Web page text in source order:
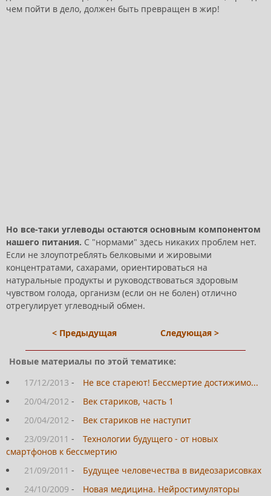
чем пойти в дело, должен быть превращен в жир!
Но все-таки углеводы остаются основным компонентом
нашего питания. С "нормами" здесь никаких проблем нет.
Если не злоупотреблять белковыми и жировыми
концентратами, сахарами, ориентироваться на
натуральные продукты и руководствоваться здоровым
чувством голода, организм (если он не болен) отлично
отрегулирует углеводный обмен.
< Предыдущая Следующая >
Новые материалы по этой тематике:
17/12/2013 -
Не все стареют! Бессмертие достижимо...
20/04/2012 -
Век стариков, часть 1
20/04/2012 -
Век стариков не наступит
23/09/2011 -
Технологии будущего - от новых
смартфонов к бессмертию
21/09/2011 -
Будущее человечества в видеозарисовках
24/10/2009 -
Новая медицина. Нейростимуляторы